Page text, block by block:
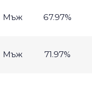
Мъж 67.97%
Мъж 71.97%